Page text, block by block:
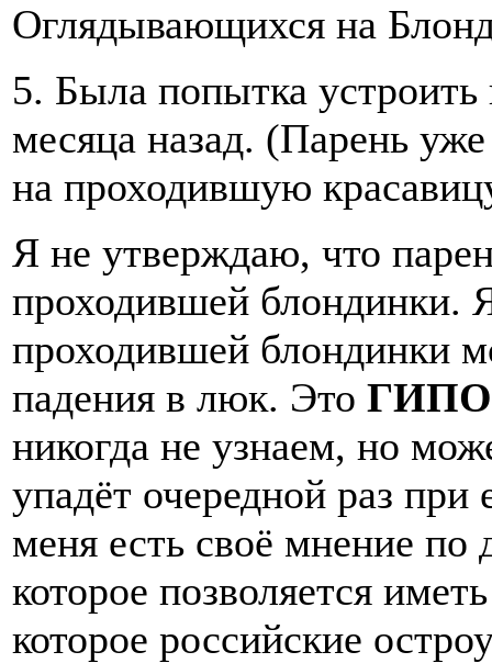
Оглядывающихся на
5. Была попытка
месяца назад. (Парень
на проходившую
Я не утверждаю, что
проходившей блондинки.
проходившей блондинки
падения в люк. Это
никогда не узнаем, но
упадёт очередной раз
меня есть своё мнение по
которое позволяется
которое российские